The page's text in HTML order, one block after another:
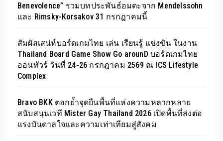
Benevolence” รวมบทประพันธ์อมตะจาก Mendelssohn
และ Rimsky-Korsakov 31 กรกฎาคมนี้
สัมผัสเสน่ห์บอร์ดเกมไทย เล่น เรียนรู้ แข่งขัน ในงาน
Thailand Board Game Show Go arounD บอร์ดเกมไทย
ออนทัวร์ วันที่ 24-26 กรกฎาคม 2569 ณ ICS Lifestyle
Complex
Bravo BKK ตอกย้ำจุดยืนพื้นที่แห่งความหลากหลาย
สนับสนุนเวที Mister Gay Thailand 2026 เปิดพื้นที่ส่งต่อ
แรงบันดาลใจและความเท่าเทียมสู่สังคม